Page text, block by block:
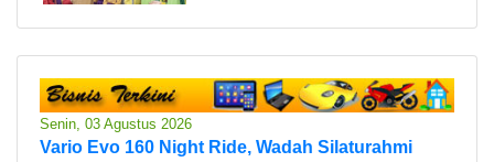
Senin, 03 Agustus 2026
Vario Evo 160 Night Ride, Wadah Silaturahmi